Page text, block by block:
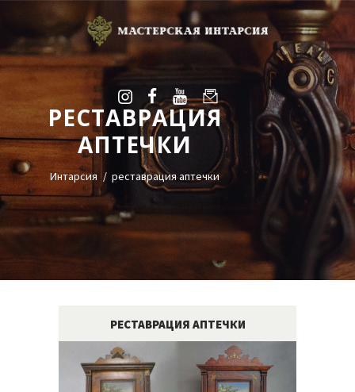
РЕСТАВРАЦИЯ
АПТЕЧКИ
Интарсия реставрация аптечки
УСЛУГИ
ГАЛЕРЕЯ
ОЦЕНКА
О НАС
БЛОГ
КОНТАКТЫ
Viber
РЕСТАВРАЦИЯ АПТЕЧКИ